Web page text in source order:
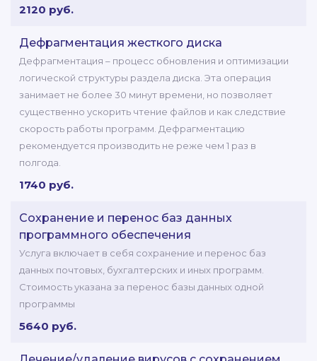
2120 руб.
Дефрагментация жесткого диска
Дефрагментация – процесс обновления и оптимизации
логической структуры раздела диска. Эта операция
занимает не более 30 минут времени, но позволяет
существенно ускорить чтение файлов и как следствие
скорость работы программ. Дефрагментацию
рекомендуется производить не реже чем 1 раз в
полгода.
1740 руб.
Сохранение и перенос баз данных
программного обеспечения
Услуга включает в себя сохранение и перенос баз
данных почтовых, бухгалтерских и иных программ.
Стоимость указана за перенос базы данных одной
программы
5640 руб.